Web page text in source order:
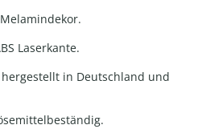
Laserkante.
in Deutschland und